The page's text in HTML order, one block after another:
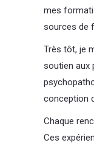
mes
sources de
Très tôt, je
soutien aux
conception
Chaque
Ces